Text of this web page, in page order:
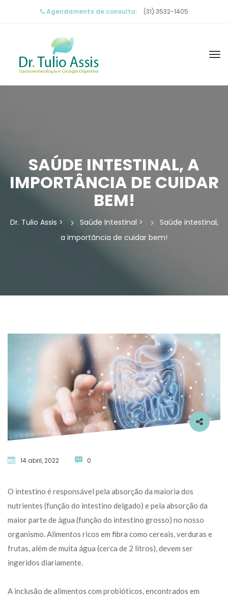
Agendamento de consulta: (31) 3532-1405
SAÚDE INTESTINAL, A
IMPORTÂNCIA DE CUIDAR
BEM!
Dr. Tulio Assi > Saúde Intestinal >
Saúde intestinal,
a importância de cuidar bem!
14 abril, 2022 0
O intestino é responsável pela absorção da maioria dos
nutrientes (função do intestino delgado) e pela absorção da
maior parte de água (função do intestino grosso) no nosso
organismo. Alimentos ricos em fibra como cereais, verduras e
frutas, além de muita água (cerca de 2 litros), devem ser
ingeridos diariamente.
A inclusão de alimentos com probióticos, encontrados em